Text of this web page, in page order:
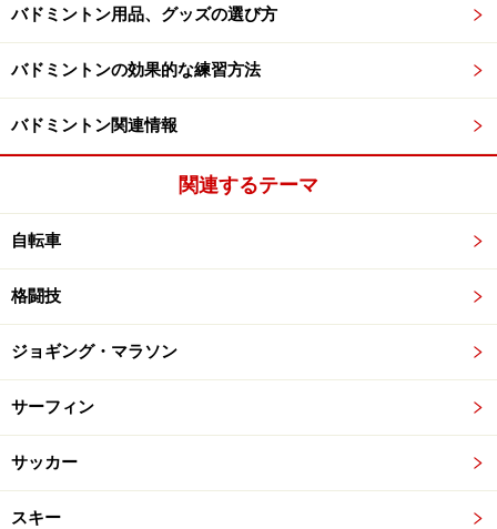
バドミントン用品、グッズの選び方
バドミントンの効果的な練習方法
バドミントン関連情報
関連するテーマ
自転車
格闘技
ジョギング・マラソン
サーフィン
サッカー
スキー